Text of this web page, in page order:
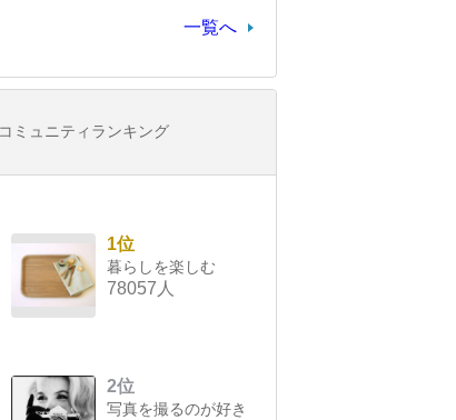
一覧へ
ミュニティランキング
1位
暮らしを楽しむ
78057人
2位
写真を撮るのが好き